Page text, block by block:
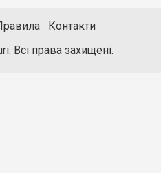
Контакти
Всі права захищені.